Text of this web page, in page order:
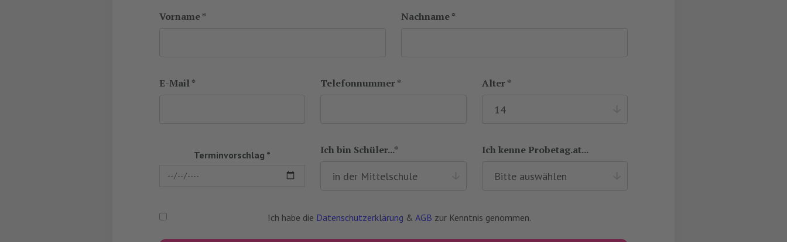
Vorname * Nachname *
E-Mail * Telefonnummer * Alter *
Terminvorschlag * Ich bin Schüler...* Ich kenne Probetag.at...
Ich habe die Datenschutzerklärung & AGB zur Kenntnis genommen.